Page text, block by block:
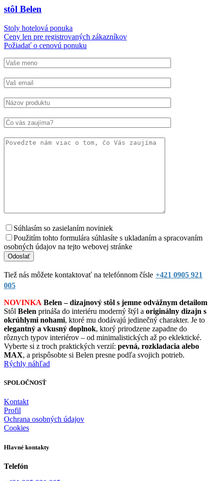
stôl Belen
Stoly hotelová ponuka
Ceny len pre registrovaných zákazníkov
Požiadať o cenovú ponuku
Súhlasím so zasielaním noviniek
Použitím tohto formulára súhlasíte s ukladaním a spracovaním
osobných údajov na tejto webovej stránke
Tiež nás môžete kontaktovať na telefónnom čísle +421 0905 921
005
NOVINKA Belen – dizajnový stôl s jemne odvážnym detailom
Stôl Belen prináša do interiéru moderný štýl a originálny dizajn s
okrúhlymi nohami, ktoré mu dodávajú jedinečný charakter. Je to
elegantný a vkusný doplnok, ktorý prirodzene zapadne do
rôznych typov interiérov – od minimalistických až po eklektické.
Vyberte si z troch praktických verzií: pevná, rozkladacia alebo
MAX, a prispôsobte si Belen presne podľa svojich potrieb.
Rýchly náhľad
SPOLOČNOSŤ
Kontakt
Profil
Ochrana osobných údajov
Cookies
Hlavné kontakty
Telefón